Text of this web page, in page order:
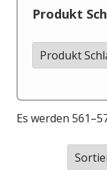
Produkt
Es werden